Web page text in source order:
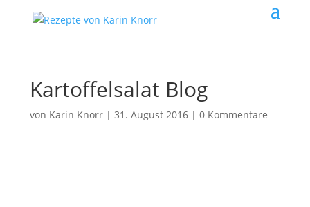
Kartoffelsalat Blog
von Karin Knorr| 31. August 2016| 0 Kommentare